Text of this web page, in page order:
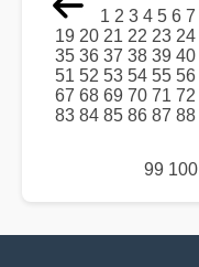
1 2 3 4 5 6 7
19 20 21 22 23 24
35 36 37 38 39 40
51 52 53 54 55 56
67 68 69 70 71 72
83 84 85 86 87 88
99 100